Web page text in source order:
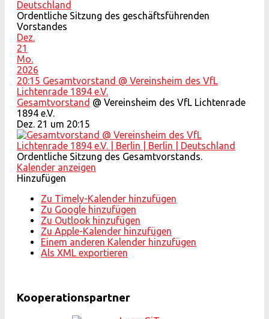
Ordentliche Sitzung des geschäftsführenden
Vorstandes
Dez.
21
Mo.
2026
20:15 Gesamtvorstand @ Vereinsheim des VfL
Lichtenrade 1894 e.V.
Gesamtvorstand @ Vereinsheim des VfL Lichtenrade
1894 e.V.
Dez. 21 um 20:15
Ordentliche Sitzung des Gesamtvorstands.
Kalender anzeigen
Hinzufügen
Zu Timely-Kalender hinzufügen
Zu Google hinzufügen
Zu Outlook hinzufügen
Zu Apple-Kalender hinzufügen
Einem anderen Kalender hinzufügen
Als XML exportieren
Kooperationspartner